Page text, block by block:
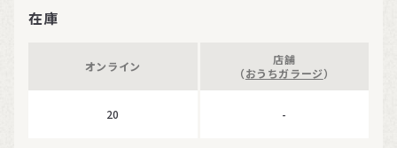
在庫
オンライン
20
店舗
（おうちガラージ）
-